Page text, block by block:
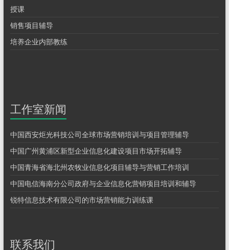
授课
销售项目辅导
培养企业内部教练
工作室新闻
中国西安炬光科技公司全球市场营销培训与项目管理辅导
中国广州黄浦区新型企业信息化建设项目市场开拓辅导
中国青海省海北州农牧业信息化项目辅导与营销工作培训
中国电信海南分公司政府与企业信息化营销项目培训和辅导
锐特信息技术有限公司的市场营销能力训练课
联系我们